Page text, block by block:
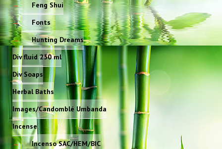
Feng Shui
Fonts
Hunting Dreams
Div fluid 250 ml
Div Soaps
Herbal Baths
Images/Candomblé Umbanda
Incense
Incenso SAC/HEM/BIC